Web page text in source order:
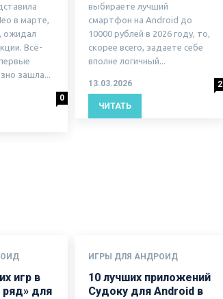
в марте,
ожидал
Всё-
зашла...
0
выбираете лучший
смартфон на Android до
10000 рублей в 2026 году, то,
скорее всего, задаете себе
вполне логичный...
13.03.2026 2
ЧИТАТЬ
игр в
ряд» для
ИГРЫ ДЛЯ АНДРОИД
10 лучших приложений
Судоку для Android в